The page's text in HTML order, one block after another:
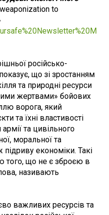
to
російсько-
що зі зростанням
та природні ресурси
жертвами» бойових
ворога, який
та їхні властивості
та цивільного
моральної та
підриву економіки. Такі
того, що не є зброєю в
називають
важливих ресурсів та